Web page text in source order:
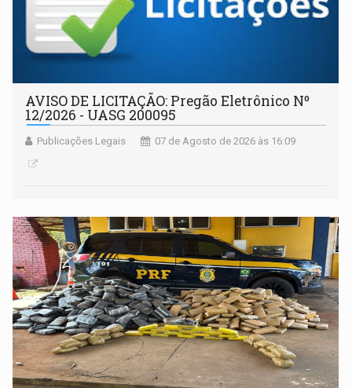
AVISO DE LICITAÇÃO: Pregão Eletrônico Nº
12/2026 - UASG 200095
Publicações Legais 07 de Agosto de 2026 às 16:09